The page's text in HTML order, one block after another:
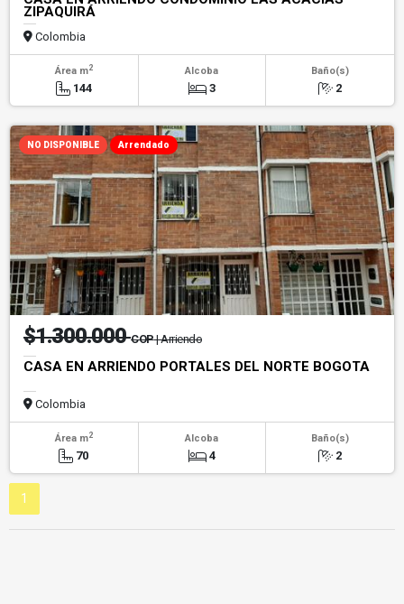
ZIPAQUIRÁ
Colombia
Área m2
144
Alcoba
3
Baño(s)
2
NO DISPONIBLE Arrendado
$1.300.000COP| Arriendo
CASA EN ARRIENDO PORTALES DEL NORTE BOGOTA
Colombia
Área m2
70
Alcoba
4
Baño(s)
2
1